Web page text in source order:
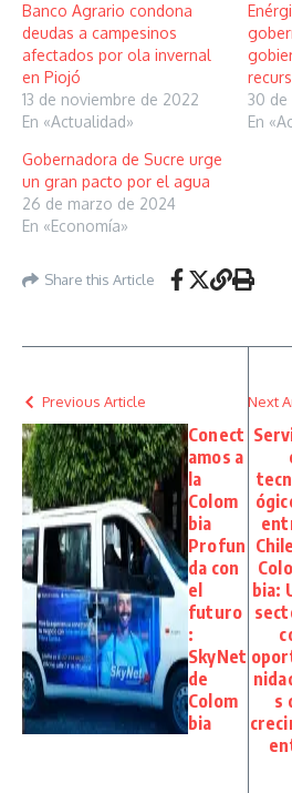
Banco Agrario condona
deudas a campesinos
afectados por ola invernal
en Piojó
13 de noviembre de 2022
En «Actualidad»
30 de
En
Gobernadora de Sucre urge
un gran pacto por el agua
26 de marzo de 2024
En «Economía»
Share this Article
Previous Article
Conect
amos a
la
Colom
bia
Profun
da con
el
futuro
:
SkyNet
de
Colom
bia
Next
bia:
s